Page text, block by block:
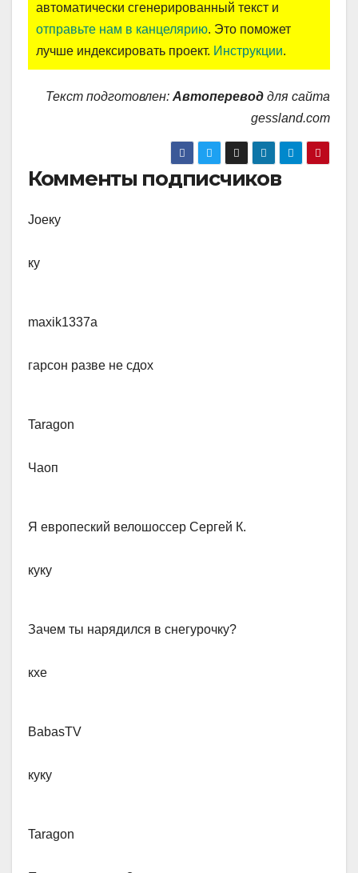
автоматически сгенерированный текст и
отправьте нам в канцелярию. Это поможет
лучше индексировать проект. Инструкции.
Текст подготовлен: Автоперевод для сайта
gessland.com
Комменты подписчиков
Joe​ку
ку
maxik1337a
​гарсон разве не сдох
Taragon​
Чаоп
Я европеский велошоссер Сергей К.​
куку
Зачем ты нарядился в снегурочку?​
кхе
BabasTV​
куку
Taragon​